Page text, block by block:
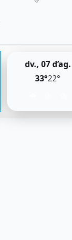
dv., 07 d’ag.
33°22°